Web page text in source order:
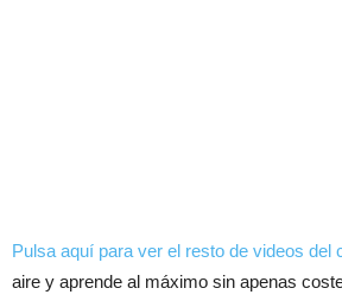
Pulsa aquí para ver el resto de videos del
aire y aprende al máximo sin apenas